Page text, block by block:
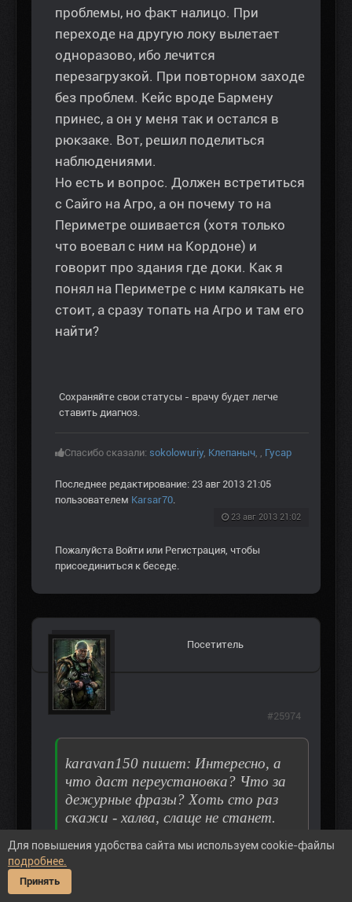
проблемы, но факт налицо. При
переходе на другую локу вылетает
одноразово, ибо лечится
перезагрузкой. При повторном заходе
без проблем. Кейс вроде Бармену
принес, а он у меня так и остался в
рюкзаке. Вот, решил поделиться
наблюдениями.
Но есть и вопрос. Должен встретиться
с Сайго на Агро, а он почему то на
Периметре ошивается (хотя только
что воевал с ним на Кордоне) и
говорит про здания где доки. Как я
понял на Периметре с ним калякать не
стоит, а сразу топать на Агро и там его
найти?
Сохраняйте свои статусы - врачу будет легче
ставить диагноз.
Спасибо сказали: sokolowuriy Клепаныч Гусар
Последнее редактирование: 23 авг 2013 21:05
пользователем Karsar70
23 авг 2013 21:02
Пожалуйста Войти или Регистрация , чтобы
присоединиться к беседе.
Посетитель
karavan150 пишет: Интересно, а
что даст переустановка? Что за
дежурные фразы? Хоть сто раз
скажи - халва, слаще не станет.
а не выкладывать полуфабрикат.
karavan150
#25974
Для повышения удобства сайта мы используем cookie-файлы
подробнее.
Принять